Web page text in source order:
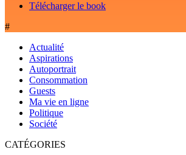
Télécharger le book
#
Actualité
Aspirations
Autoportrait
Consommation
Guests
Ma vie en ligne
Politique
Société
CATÉGORIES